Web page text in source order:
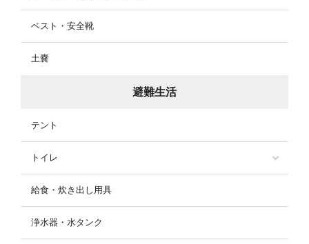
ベスト・安全靴
土嚢
避難生活
テント
トイレ
給食・炊き出し用具
浄水器・水タンク